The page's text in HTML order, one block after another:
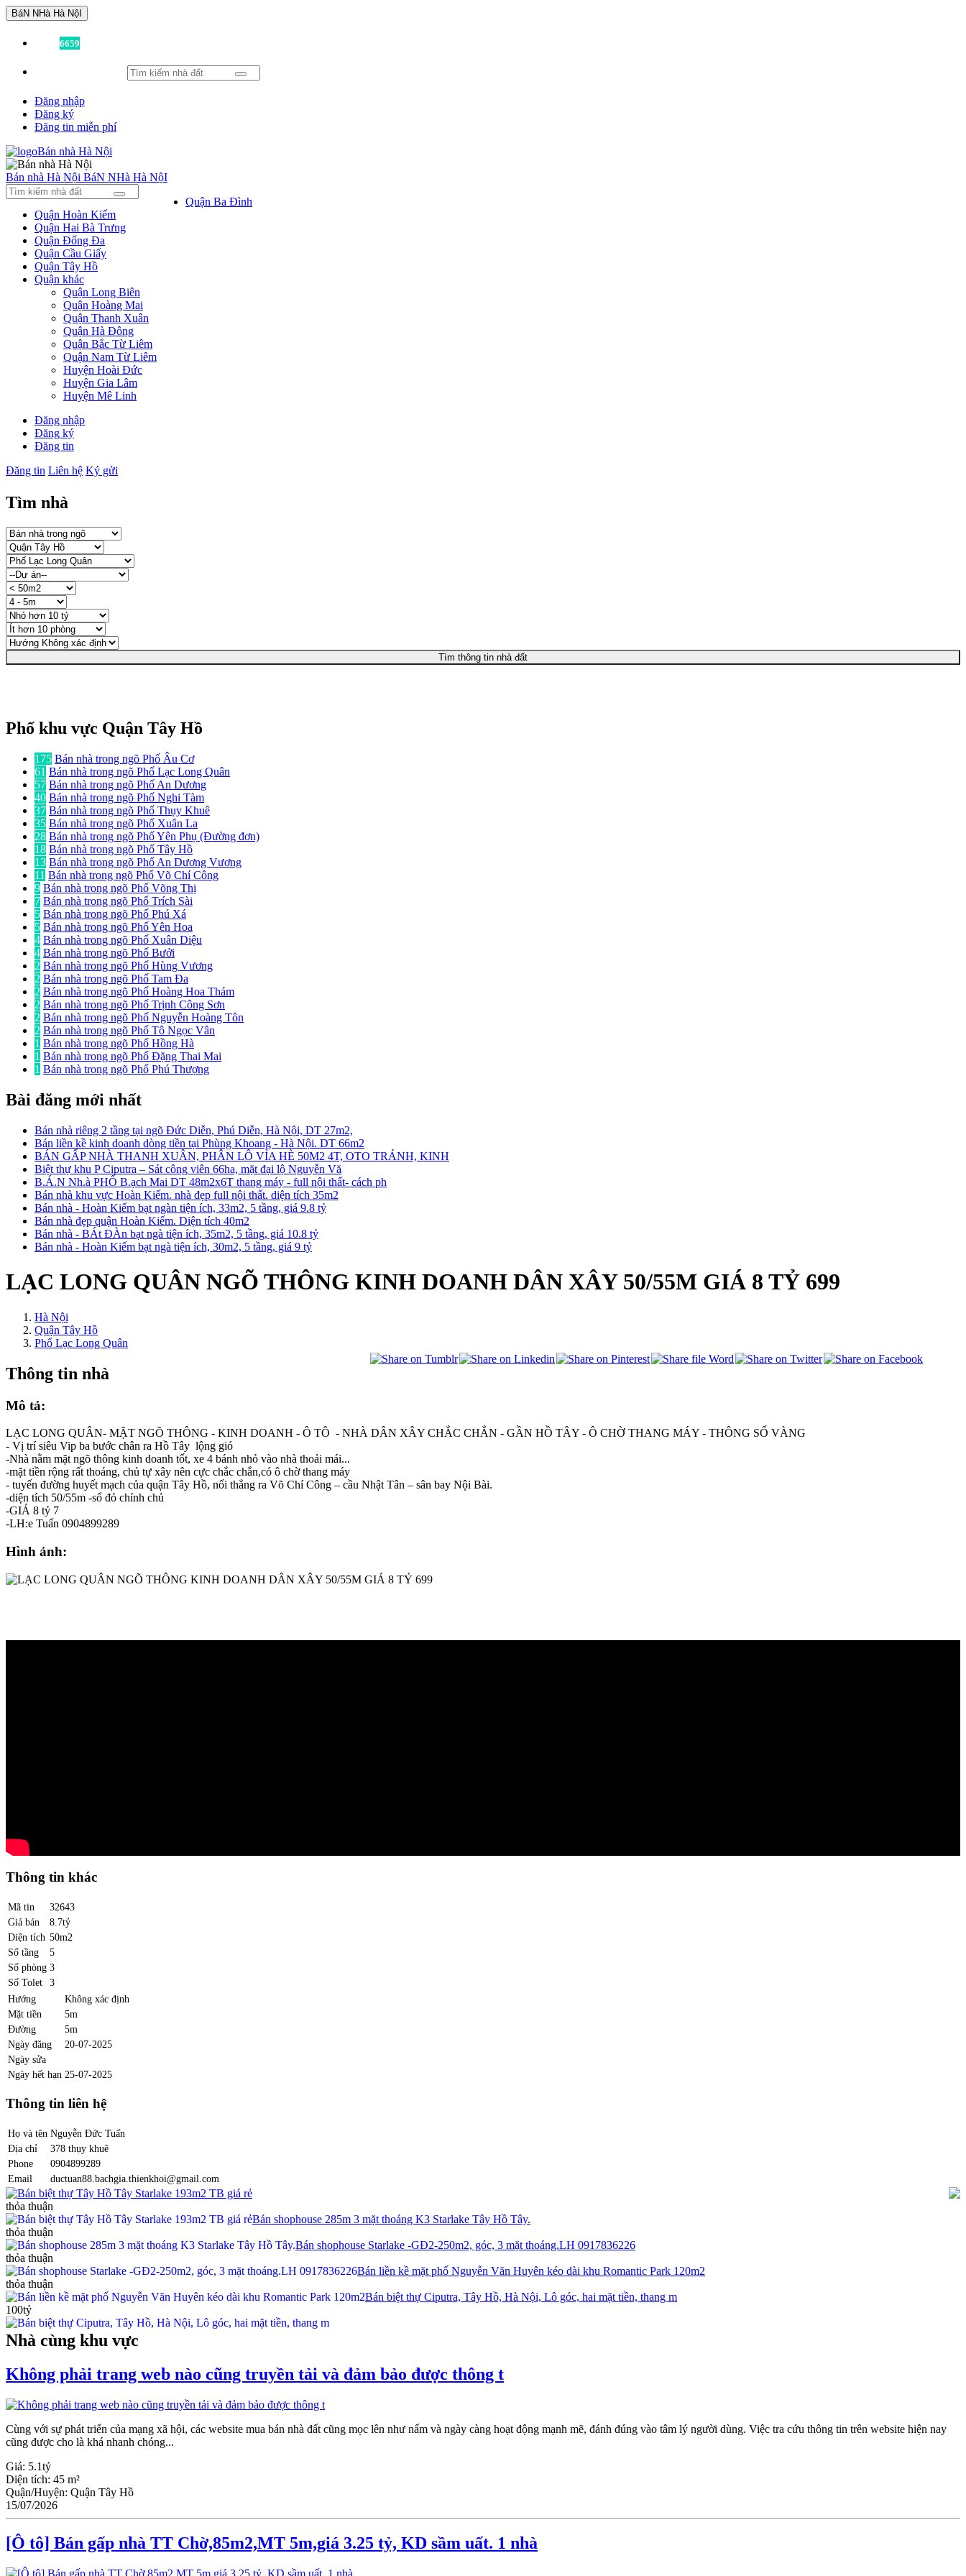
BáN NHà Hà NộI
6659
Đăng nhập
Đăng ký
Đăng tin miễn phí
Bán nhà Hà Nội BáN NHà Hà NộI
Quận Ba Đình
Quận Hoàn Kiếm
Quận Hai Bà Trưng
Quận Đống Đa
Quận Cầu Giấy
Quận Tây Hồ
Quận khác
Quận Long Biên
Quận Hoàng Mai
Quận Thanh Xuân
Quận Hà Đông
Quận Bắc Từ Liêm
Quận Nam Từ Liêm
Huyện Hoài Đức
Huyện Gia Lâm
Huyện Mê Linh
Đăng nhập
Đăng ký
Đăng tin
Đăng tin Liên hệ Ký gửi
Tìm nhà
Tìm thông tin nhà đất
Phố khu vực Quận Tây Hồ
175 Bán nhà trong ngõ Phố Âu Cơ
61 Bán nhà trong ngõ Phố Lạc Long Quân
57 Bán nhà trong ngõ Phố An Dương
40 Bán nhà trong ngõ Phố Nghi Tàm
37 Bán nhà trong ngõ Phố Thụy Khuê
35 Bán nhà trong ngõ Phố Xuân La
28 Bán nhà trong ngõ Phố Yên Phụ (Đường đơn)
18 Bán nhà trong ngõ Phố Tây Hồ
13 Bán nhà trong ngõ Phố An Dương Vương
11 Bán nhà trong ngõ Phố Võ Chí Công
9 Bán nhà trong ngõ Phố Võng Thị
7 Bán nhà trong ngõ Phố Trích Sài
5 Bán nhà trong ngõ Phố Phú Xá
5 Bán nhà trong ngõ Phố Yên Hoa
4 Bán nhà trong ngõ Phố Xuân Diệu
4 Bán nhà trong ngõ Phố Bưởi
2 Bán nhà trong ngõ Phố Hùng Vương
2 Bán nhà trong ngõ Phố Tam Đa
2 Bán nhà trong ngõ Phố Hoàng Hoa Thám
2 Bán nhà trong ngõ Phố Trịnh Công Sơn
2 Bán nhà trong ngõ Phố Nguyễn Hoàng Tôn
2 Bán nhà trong ngõ Phố Tô Ngọc Vân
1 Bán nhà trong ngõ Phố Hồng Hà
1 Bán nhà trong ngõ Phố Đặng Thai Mai
1 Bán nhà trong ngõ Phố Phú Thượng
Bài đăng mới nhất
Bán nhà riêng 2 tầng tại ngõ Đức Diễn, Phú Diễn, Hà Nội, DT 27m2,
Bán liền kề kinh doanh dòng tiền tại Phùng Khoang - Hà Nội. DT 66m2
BÁN GẤP NHÀ THANH XUÂN, PHÂN LÔ VỈA HÈ 50M2 4T, OTO TRÁNH, KINH
Biệt thự khu P Ciputra – Sát công viên 66ha, mặt đại lộ Nguyễn Vă
B.Á.N Nh.à PHỐ B.ạch Mai DT 48m2x6T thang máy - full nội thất- cách ph
Bán nhà khu vực Hoàn Kiếm. nhà đẹp full nội thất. diện tích 35m2
Bán nhà - Hoàn Kiếm bạt ngàn tiện ích, 33m2, 5 tầng, giá 9.8 tỷ
Bán nhà đẹp quận Hoàn Kiếm. Diện tích 40m2
Bán nhà - BÁt ĐÀn bạt ngà tiện ích, 35m2, 5 tầng, giá 10.8 tỷ
Bán nhà - Hoàn Kiếm bạt ngà tiện ích, 30m2, 5 tầng, giá 9 tỷ
LẠC LONG QUÂN NGÕ THÔNG KINH DOANH DÂN XÂY 50/55M GIÁ 8 TỶ 699
Hà Nội
Quận Tây Hồ
Phố Lạc Long Quân
Thông tin nhà
Mô tả:
LẠC LONG QUÂN- MẶT NGÕ THÔNG - KINH DOANH - Ô TÔ - NHÀ DÂN XÂY CHẮC CHẮN - GẦN HỒ TÂY - Ô CHỜ THANG MÁY - THÔNG SỐ VÀNG
- Vị trí siêu Vip ba bước chân ra Hồ Tây lộng gió
-Nhà nằm mặt ngõ thông kinh doanh tốt, xe 4 bánh nhỏ vào nhà thoải mái...
-mặt tiền rộng rất thoáng, chủ tự xây nên cực chắc chắn,có ô chờ thang máy
- tuyến đường huyết mạch của quận Tây Hồ, nối thẳng ra Võ Chí Công – cầu Nhật Tân – sân bay Nội Bài.
-diện tích 50/55m -sổ đỏ chính chủ
-GIÁ 8 tỷ 7
-LH:e Tuấn 0904899289
Hình ảnh:
Thông tin khác
Mã tin
32643
Giá bán
8.7tỷ
Diện tích 50m2
Số tầng
5
Số phòng 3
Số Tolet
3
Hướng
Không xác định
Mặt tiền
5m
Đường
5m
Ngày đăng
20-07-2025
Ngày sửa
Ngày hết hạn 25-07-2025
Thông tin liên hệ
Họ và tên Nguyễn Đức Tuấn
Địa chỉ
378 thụy khuê
Phone
0904899289
Email
ductuan88.bachgia.thienkhoi@gmail.com
Bán biệt thự Tây Hồ Tây Starlake 193m2 TB giá rẻ
thỏa thuận
Bán shophouse 285m 3 mặt thoáng K3 Starlake Tây Hồ Tây.
thỏa thuận
Bán shophouse Starlake -GĐ2-250m2, góc, 3 mặt thoáng.LH 0917836226
thỏa thuận
Bán liền kề mặt phố Nguyễn Văn Huyên kéo dài khu Romantic Park 120m2
thỏa thuận
Bán biệt thự Ciputra, Tây Hồ, Hà Nội, Lô góc, hai mặt tiền, thang m
100tỷ
Nhà cùng khu vực
Không phải trang web nào cũng truyền tải và đảm bảo được thông t
Cùng với sự phát triển của mạng xã hội, các website mua bán nhà đất cũng mọc lên như nấm và ngày càng hoạt động mạnh mẽ, đánh đúng vào tâm lý người dùng. Việc tra cứu thông tin trên website hiện nay
cũng được cho là khá nhanh chóng...
Giá: 5.1tỷ
Diện tích: 45 m²
Quận/Huyện: Quận Tây Hồ
15/07/2026
[Ô tô] Bán gấp nhà TT Chờ,85m2,MT 5m,giá 3.25 tỷ, KD sầm uất. 1 nhà